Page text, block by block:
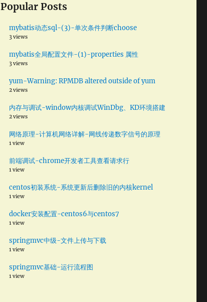
Popular Posts
mybatis动态sql-(3)-单次条件判断choose
3 views
mybatis全局配置文件-(1)-properties 属性
3 views
yum-Warning: RPMDB altered outside of yum
2 views
内存与调试-window内核调试WinDbg、KD环境搭建
2 views
网络原理-计算机网络详解-网线传递数字信号的原理
1 view
前端调试-chrome开发者工具查看请求行
1 view
centos初装系统-系统更新后删除旧的内核kernel
1 view
docker安装配置-centos6与centos7
1 view
springmvc中级-文件上传与下载
1 view
springmvc基础-运行流程图
1 view